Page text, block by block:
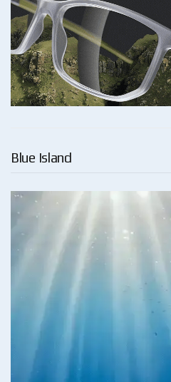
Blue Island